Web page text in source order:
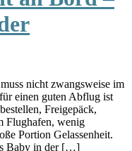
nicht zwangsweise im
einen guten Abflug ist
Freigepäck,
Flughafen, wenig
Portion Gelassenheit.
Baby in der […]